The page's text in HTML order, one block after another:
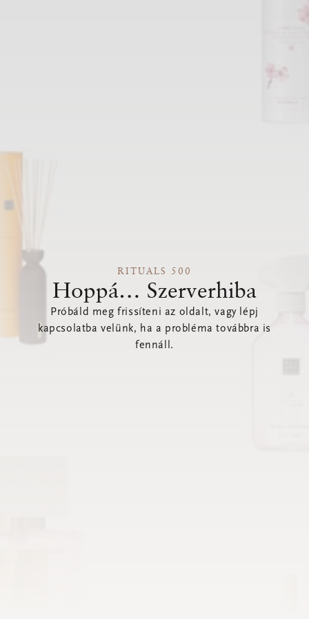
RITUALS 500
Hoppá… Szerverhiba
Próbáld meg frissíteni az oldalt, vagy lépj
kapcsolatba velünk, ha a probléma továbbra is
fennáll.